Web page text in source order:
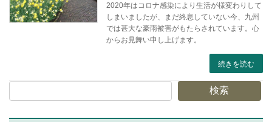
2020年はコロナ感染により生活が様変わりして
しまいましたが、まだ終息していない今、九州
では甚大な豪雨被害がもたらされています。心
からお見舞い申し上げます。
続きを読む
検索